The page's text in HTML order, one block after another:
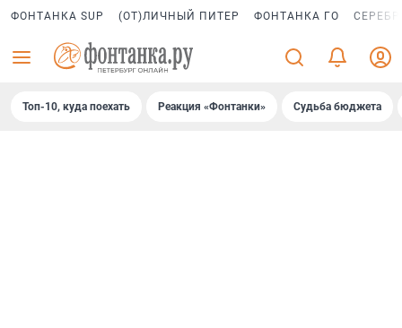
ФОНТАНКА SUP (ОТ)ЛИЧНЫЙ ПИТЕР ФОНТАНКА ГО
Топ-10, куда поехать Реакция «Фонтанки» Судьба бюджета